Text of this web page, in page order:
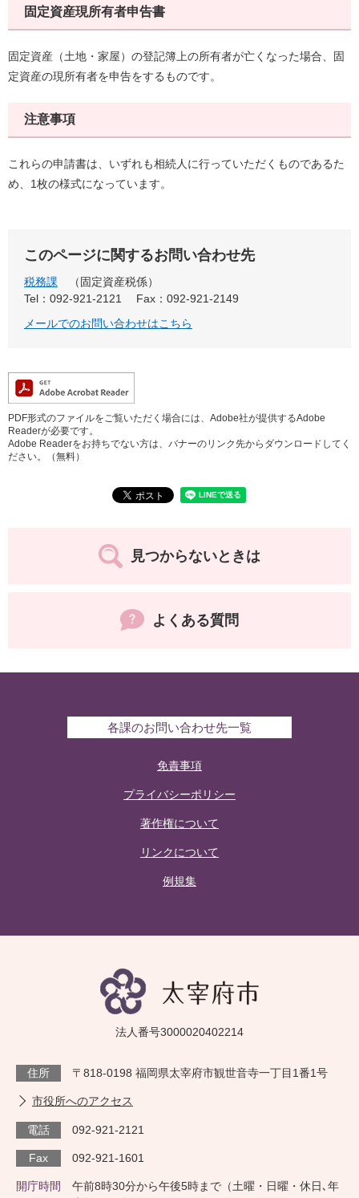
固定資産現所有者申告書
固定資産（土地・家屋）の登記簿上の所有者が亡くなった場合、固
定資産の現所有者を申告をするものです。
注意事項
これらの申請書は、いずれも相続人に行っていただくものであるた
め、1枚の様式になっています。
このページに関するお問い合わせ先
税務課
固定資産税係
Tel：092-921-2121
Fax：092-921-2149
メールでのお問い合わせはこちら
PDF形式のファイルをご覧いただく場合には、Adobe社が提供するAdobe
Readerが必要です。
Adobe Readerをお持ちでない方は、バナーのリンク先からダウンロードしてく
ださい。（無料）
見つからないときは
よくある質問
各課のお問い合わせ先一覧
免責事項
プライバシーポリシー
著作権について
リンクについて
例規集
法人番号3000020402214
住所 〒818-0198 福岡県太宰府市観世音寺一丁目1番1号
市役所へのアクセス
電話 092-921-2121
Fax 092-921-1601
開庁時間
午前8時30分から午後5時まで（土曜・日曜・休日､年